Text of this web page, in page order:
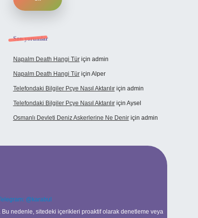
Son yorumlar
Napalm Death Hangi Türiçin admin
Napalm Death Hangi Türiçin Alper
Telefondaki Bilgiler Pcye Nasıl Aktarılıriçin admin
Telefondaki Bilgiler Pcye Nasıl Aktarılıriçin Aysel
Osmanlı Devleti Deniz Askerlerine Ne Deniriçin admin
@karabul
Bu nedenle, sitedeki içerikleri proaktif olarak denetleme veya